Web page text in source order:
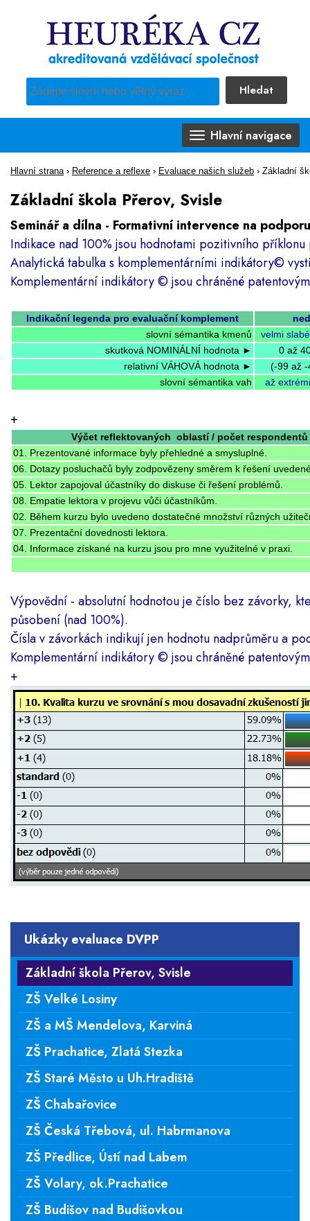
Hledat
Pro vyhledávání obsahu webu použijte předdefinovaný výběr
Hlavní navigace
Hlavní strana › Reference a reflexe › Evaluace našich služeb › Základní
Základní škola Přerov, Svisle
Seminář a dílna - Formativní intervence na
Indikace nad 100% jsou hodnotami pozitivního
Analytická tabulka s komplementárními indikátory©
Komplementární indikátory© jsou chráněné
Indikační legenda pro evaluační komplement
slovní sémantika kmenů
velmi
skutková NOMINÁLNÍ hodnota ►
0 až
relativní VÁHOVÁ hodnota ►
(-99 až -
slovní sémantika vah
až
+
Výčet reflektovaných oblastí / počet respondentů
01. Prezentované informace byly přehledné a smysluplné.
06. Dotazy posluchačů byly zodpovězeny směrem k řešení
05. Lektor zapojoval účastníky do diskuse či řešení problémů.
08. Empatie lektora v projevu vůči účastníkům.
02. Během kurzu bylo uvedeno dostatečné množství různých
07. Prezentační dovednosti lektora.
04. Informace získané na kurzu jsou pro mne využitelné v praxi.
Výpovědní - absolutní hodnotou je číslo bez závorky,
působení (nad 100%).
Čísla v závorkách indikují jen hodnotu nadprůměru a
Komplementární indikátory© jsou chráněné
+
Ukázky evaluace DVPP
Základní škola Přerov, Svisle
ZŠ Velké Losiny
ZŠ a MŠ Mendelova, Karviná
ZŠ Prachatice, Zlatá Stezka
ZŠ Staré Město u Uh.Hradiště
ZŠ Chabařovice
ZŠ Česká Třebová, ul. Habrmanova
ZŠ Předlice, Ústí nad Labem
ZŠ Volary, ok.Prachatice
ZŠ Budišov nad Budišovkou